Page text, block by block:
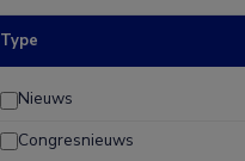
Type
Nieuws
Congresnieuws